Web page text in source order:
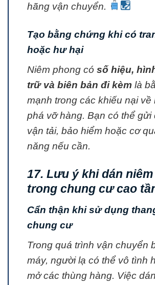
hãng vận chuyển.
Tạo bằng chứng khi có
hoặc hư hại
Niêm phong có số hiệu,
trữ và biên bản đi kèm là
mạnh trong các khiếu nại về
phá vỡ hàng. Bạn có thể gửi
vận tải, bảo hiểm hoặc cơ
năng nếu cần.
17. Lưu ý khi dán
trong chung cư cao
Cẩn thận khi sử dụng
chung cư
Trong quá trình vận chuyển
máy, người lạ có thể vô tình
mở các thùng hàng. Việc